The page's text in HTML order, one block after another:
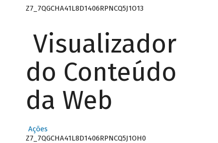
Z7_7QGCHA41L8D1406RPNCQ5J1O13
Visualizador
do Conteúdo
da Web
Ações
Z7_7QGCHA41L8D1406RPNCQ5J1OH0